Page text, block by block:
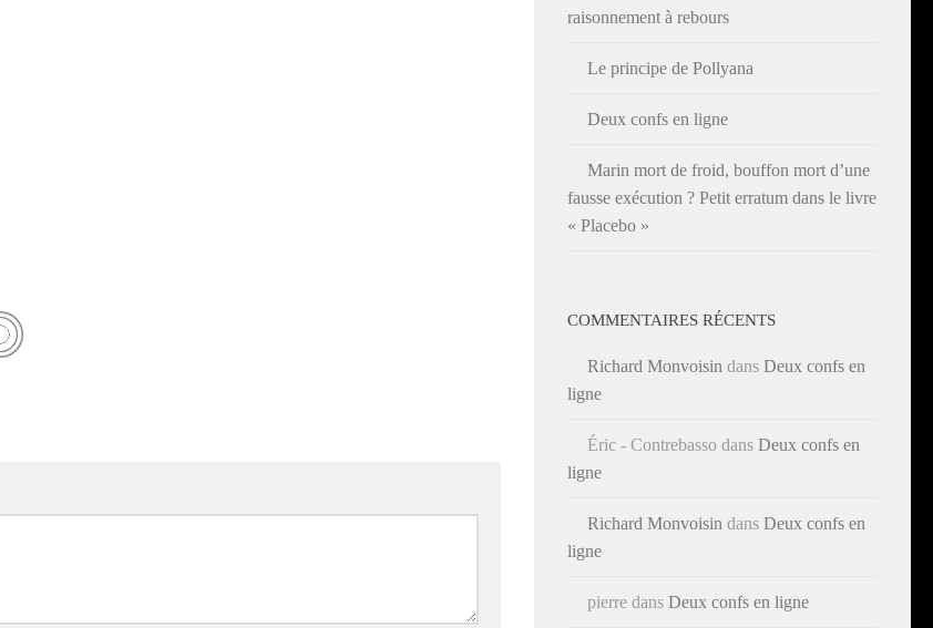
raisonnement à rebours
Le principe de Pollyana
Deux confs en ligne
Marin mort de froid, bouffon mort d’une
fausse exécution ? Petit erratum dans le livre
« Placebo »
COMMENTAIRES RÉCENTS
Richard Monvoisin dans Deux confs en
ligne
Éric - Contrebasso dans Deux confs en
ligne
Richard Monvoisin dans Deux confs en
ligne
pierre dans Deux confs en ligne